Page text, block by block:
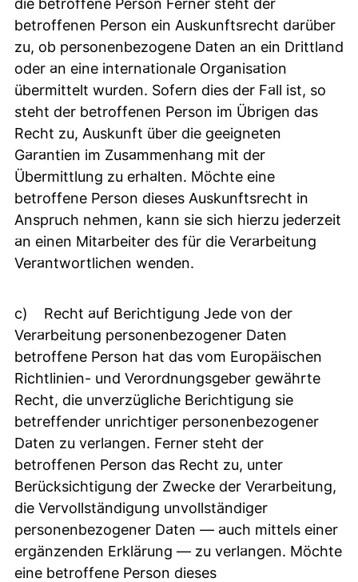
die betroffene Person Ferner steht der
betroffenen Person ein Auskunftsrecht darüber
zu, ob personenbezogene Daten an ein Drittland
oder an eine internationale Organisation
übermittelt wurden. Sofern dies der Fall ist, so
steht der betroffenen Person im Übrigen das
Recht zu, Auskunft über die geeigneten
Garantien im Zusammenhang mit der
Übermittlung zu erhalten. Möchte eine
betroffene Person dieses Auskunftsrecht in
Anspruch nehmen, kann sie sich hierzu jederzeit
an einen Mitarbeiter des für die Verarbeitung
Verantwortlichen wenden.
c) Recht auf Berichtigung Jede von der
Verarbeitung personenbezogener Daten
betroffene Person hat das vom Europäischen
Richtlinien- und Verordnungsgeber gewährte
Recht, die unverzügliche Berichtigung sie
betreffender unrichtiger personenbezogener
Daten zu verlangen. Ferner steht der
betroffenen Person das Recht zu, unter
Berücksichtigung der Zwecke der Verarbeitung,
die Vervollständigung unvollständiger
personenbezogener Daten — auch mittels einer
ergänzenden Erklärung — zu verlangen. Möchte
eine betroffene Person dieses